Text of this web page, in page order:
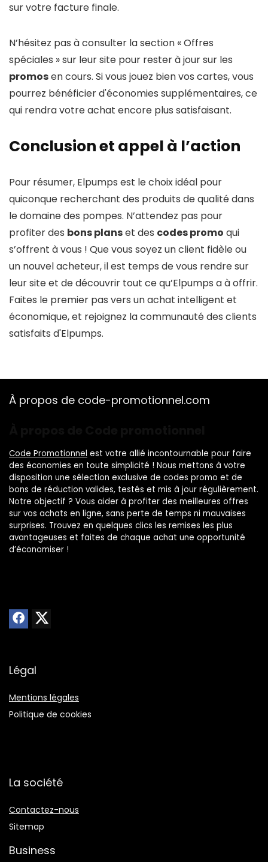
sur votre facture finale.
N’hésitez pas à consulter la section « Offres
spéciales » sur leur site pour rester à jour sur les
promosen cours. Si vous jouez bien vos cartes, vous
pourrez bénéficier d'économies supplémentaires, ce
qui rendra votre achat encore plus satisfaisant.
Conclusion et appel à l’action
Pour résumer, Elpumps est le choix idéal pour
quiconque recherchant des produits de qualité dans
le domaine des pompes. N’attendez pas pour
profiter des bons planset des codes promo qui
s’offrent à vous ! Que vous soyez un client fidèle ou
un nouvel acheteur, il est temps de vous rendre sur
leur site et de découvrir tout ce qu’Elpumps a à offrir.
Faites le premier pas vers un achat intelligent et
économique, et rejoignez la communauté des clients
satisfaits d'Elpumps.
À propos de code-promotionnel.com
Code Promotionnel est votre allié incontournable pour faire
des économies en toute simplicité ! Nous mettons à votre
disposition une sélection exclusive de codes promo et de
bons de réduction valides, testés et mis à jour régulièrement.
Notre objectif ? Vous aider à profiter des meilleures offres
sur vos achats en ligne, sans perte de temps ni mauvaises
surprises. Trouvez en quelques clics les remises les plus
avantageuses et faites de chaque achat une opportunité
d’économiser !
Légal
Mentions légales
Politique de cookies
La société
Contactez-nous
Sitemap
Business